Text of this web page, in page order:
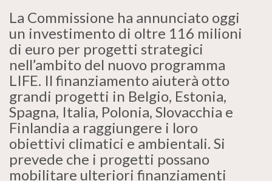
La Commissione ha annunciato oggi
un investimento di oltre 116 milioni
di euro per progetti strategici
nell’ambito del nuovo programma
LIFE. Il finanziamento aiuterà otto
grandi progetti in Belgio, Estonia,
Spagna, Italia, Polonia, Slovacchia e
Finlandia a raggiungere i loro
obiettivi climatici e ambientali. Si
prevede che i progetti possano
mobilitare ulteriori finanziamenti